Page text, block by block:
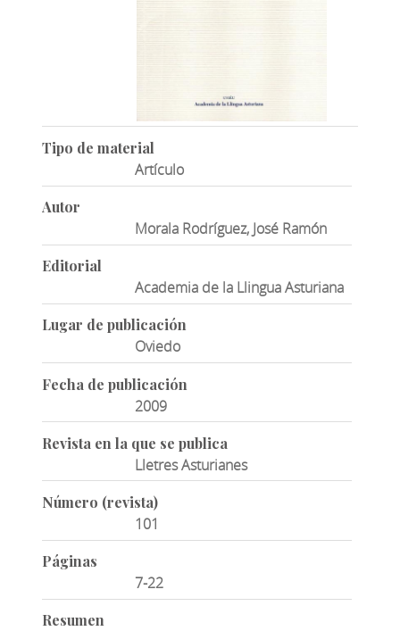
Tipo de material
Artículo
Autor
Morala Rodríguez, José Ramón
Editorial
Academia de la Llingua Asturiana
Lugar de publicación
Oviedo
Fecha de publicación
2009
Revista en la que se publica
Lletres Asturianes
Número (revista)
101
Páginas
7-22
Resumen